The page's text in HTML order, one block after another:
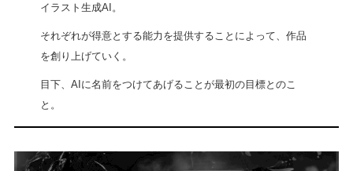
イラスト生成AI。
それぞれが得意とする能力を提供することによって、作品
を創り上げていく。
目下、AIに名前をつけてあげることが最初の目標とのこ
と。